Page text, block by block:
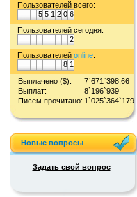
Пользователей всего:
5 5 1 2 0 6
Пользователей сегодня:
2
Пользователей online:
8 1
Выплачено ($):
7`671`398,66
Выплат:
8`196`939
Писем прочитано: 1`025`364`179
Новые вопросы
Задать свой вопрос